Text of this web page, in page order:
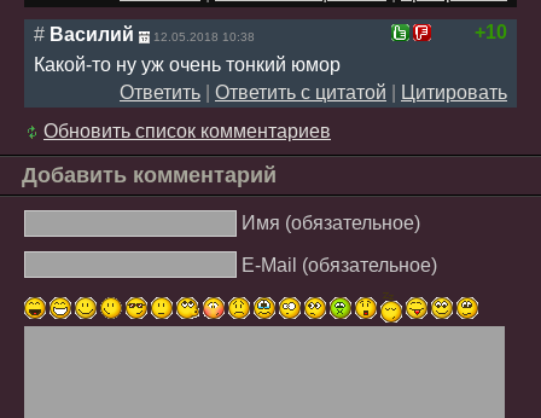
+10
# Василий 12.05.2018 10:38
Какой-то ну уж очень тонкий юмор
Ответить
Ответить с цитатой
Цитировать
Обновить список комментариев
Добавить комментарий
Имя (обязательное)
E-Mail (обязательное)